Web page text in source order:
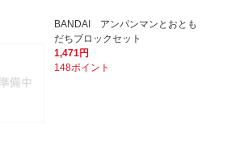
BANDAI アンパンマンとおとも
だちブロックセット
1,471円
148ポイント